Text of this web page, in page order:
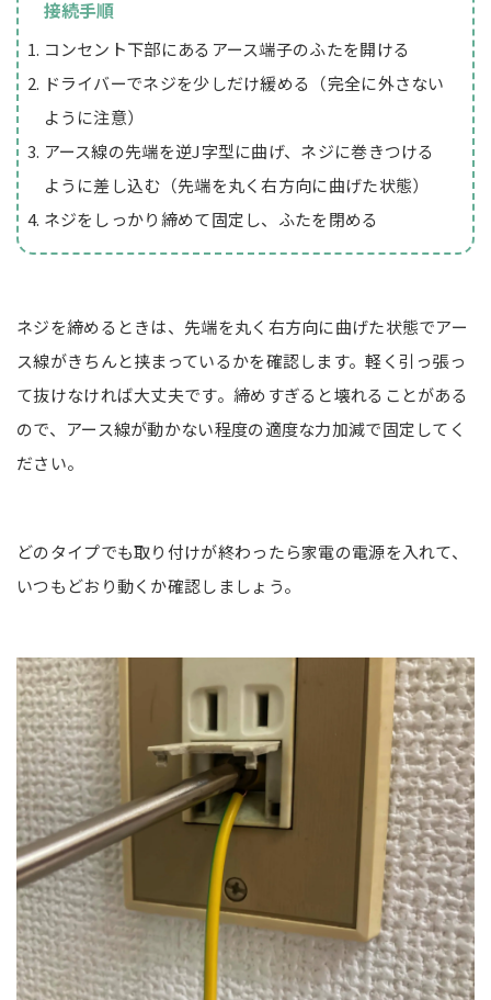
接続手順
コンセント下部にあるアース端子のふたを開ける
ドライバーでネジを少しだけ緩める（完全に外さない
ように注意）
アース線の先端を逆J字型に曲げ、ネジに巻きつける
ように差し込む（先端を丸く右方向に曲げた状態）
ネジをしっかり締めて固定し、ふたを閉める
ネジを締めるときは、先端を丸く右方向に曲げた状態でアー
ス線がきちんと挟まっているかを確認します。軽く引っ張っ
て抜けなければ大丈夫です。締めすぎると壊れることがある
ので、アース線が動かない程度の適度な力加減で固定してく
ださい。
どのタイプでも取り付けが終わったら家電の電源を入れて、
いつもどおり動くか確認しましょう。